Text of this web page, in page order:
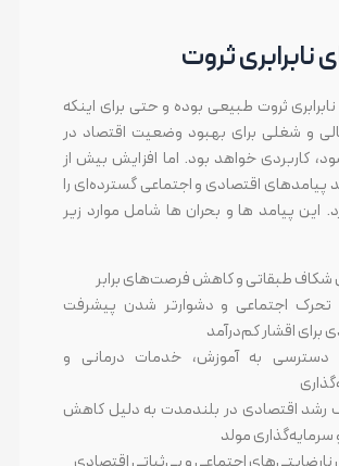
نابرابری ثروت
ثروت طبیعی بوده و حتی برای اینکه
و شغلی برای بهبود وضعیت اقتصاد در
کاربردی خواهد بود. اما افزایش بیش از
پیامدهای اقتصادی و اجتماعی گسترده‌ای را
این پیامد ها و بحران ها شامل موارد زیر
شکاف طبقاتی و کاهش فرصت‌های برابر
اجتماعی و دشوارتر شدن پیشرفت
برای اقشار کم‌درآمد
به آموزش، خدمات درمانی و
رشد اقتصادی در بلندمدت به دلیل کاهش
سرمایه‌گذاری مولد